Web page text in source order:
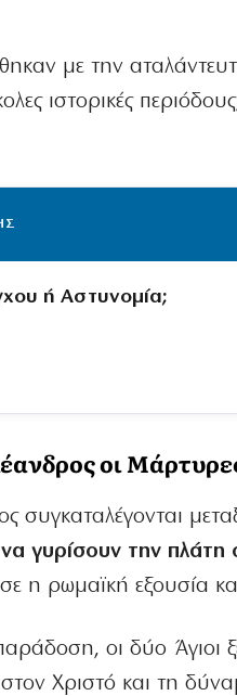
με την
ιστορικές
ή Αστυνομία;
οι
συγκαταλέγονται
γυρίσουν την πλάτη
η ρωμαϊκή εξουσία
οι δύο Άγιοι
Χριστό και τη